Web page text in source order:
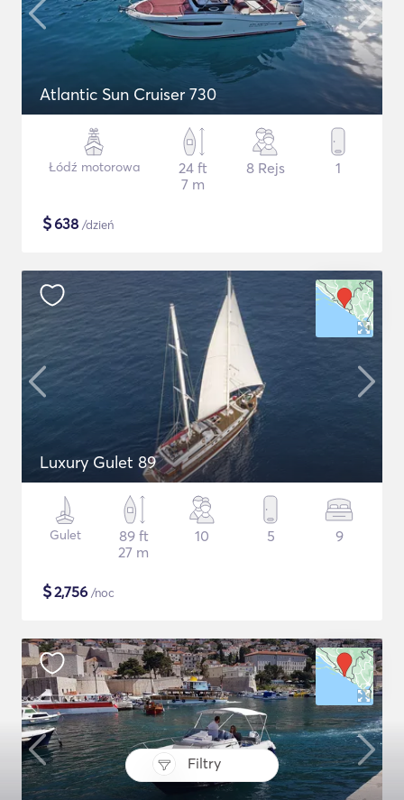
Filtry
Atlantic Sun Cruiser 730
Łódź motorowa
24 ft
7 m
8 Rejs 1
$638 /dzień
Luxury Gulet 89
Gulet
89 ft
27 m
10 5 9
$2,756 /noc